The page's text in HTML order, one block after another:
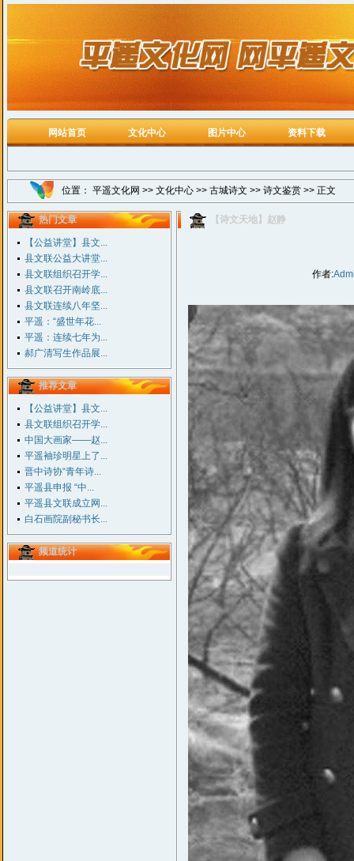
网站首页 文化中心 图片中心 资料下载
位置： 平遥文化网 >> 文化中心 >> 古城诗文 >> 诗文鉴赏 >> 正文
热门文章
【公益讲堂】县文...
县文联公益大讲堂...
县文联组织召开学...
县文联召开南岭底...
县文联连续八年坚...
平遥：“盛世年花...
平遥：连续七年为...
郝广清写生作品展...
推荐文章
【公益讲堂】县文...
县文联组织召开学...
中国大画家——赵...
平遥袖珍明星上了...
晋中诗协“青年诗...
平遥县申报 “中...
平遥县文联成立网...
白石画院副秘书长...
频道统计
【诗文天地】赵静
作者: